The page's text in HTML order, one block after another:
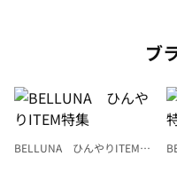
ブ
BELLUNA ひんやりITEM特